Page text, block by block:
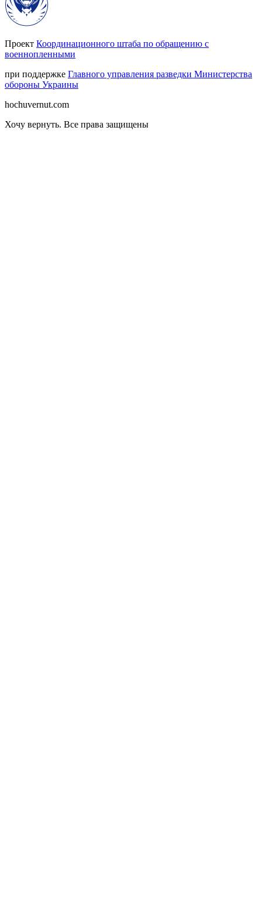
Проект Координационного штаба по обращению с
военнопленными
при поддержке Главного управления разведки Министерства
обороны Украины
hochuvernut.com
Хочу вернуть. Все права защищены